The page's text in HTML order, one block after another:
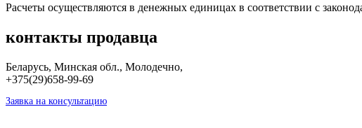
Расчеты осуществляются в денежных единицах в соответствии с
контакты продавца
Беларусь, Минская обл., Молодечно,
+375(29)658-99-69
Заявка на консультацию